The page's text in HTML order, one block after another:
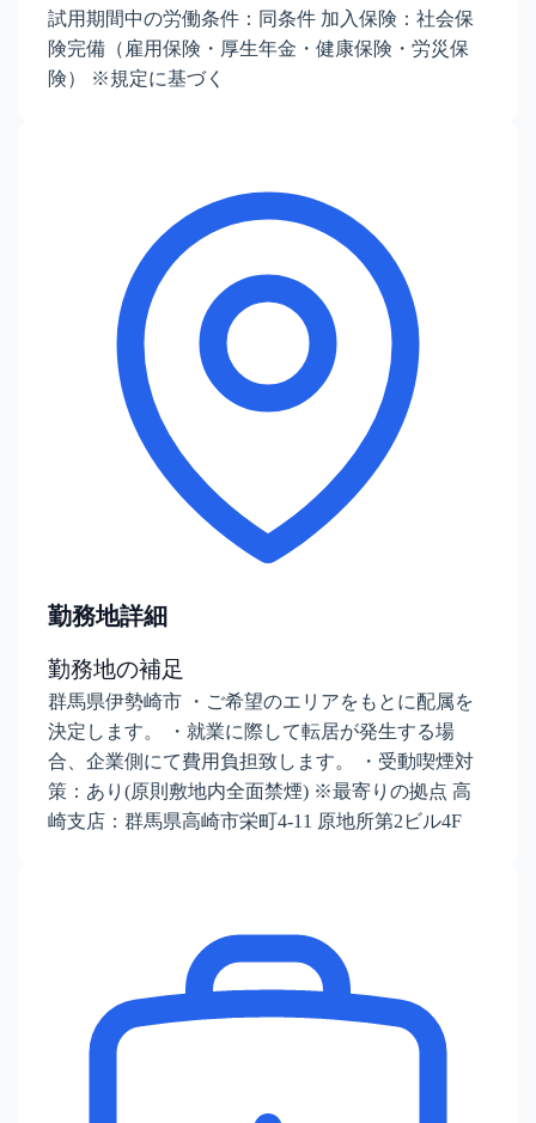
試用期間中の労働条件：同条件 加入保険：社会保
険完備（雇用保険・厚生年金・健康保険・労災保
険） ※規定に基づく
勤務地詳細
勤務地の補足
群馬県伊勢崎市 ・ご希望のエリアをもとに配属を
決定します。 ・就業に際して転居が発生する場
合、企業側にて費用負担致します。 ・受動喫煙対
策：あり(原則敷地内全面禁煙) ※最寄りの拠点 高
崎支店：群馬県高崎市栄町4-11 原地所第2ビル4F